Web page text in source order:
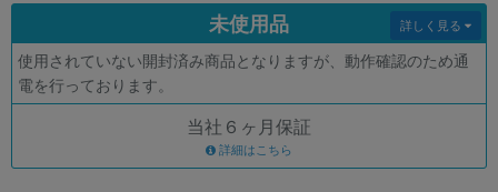
未使用品
使用されていない開封済み商品となりますが、動作確認のため通
電を行っております。
詳しく見る
当社６ヶ月保証
詳細はこちら
ランク
商品状態の絞り込み
「新品」「未使用」「中古」など
CPUの絞り込み